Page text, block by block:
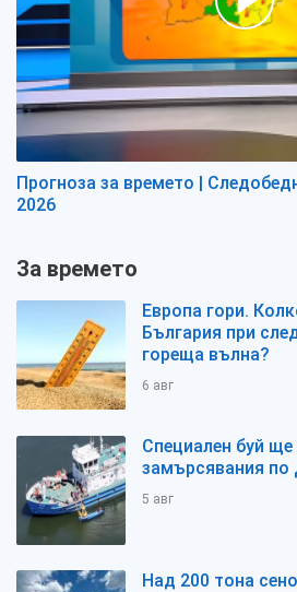
Прогноза за времето |
2026
За времето
Европа гори.
България при
гореща вълна?
6 авг
Специален буй ще
замърсявания по
5 авг
Над 200 тона